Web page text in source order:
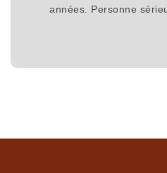
années. Personne